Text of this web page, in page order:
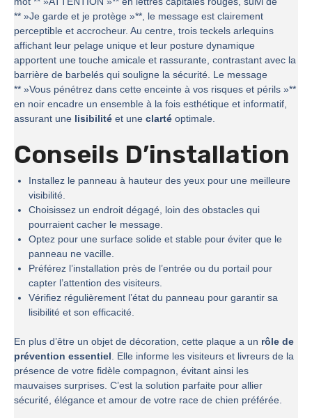
** »Je garde et je protège »**, le message est clairement
perceptible et accrocheur. Au centre, trois teckels arlequins
affichant leur pelage unique et leur posture dynamique
apportent une touche amicale et rassurante, contrastant avec la
barrière de barbelés qui souligne la sécurité. Le message
** »Vous pénétrez dans cette enceinte à vos risques et périls »**
en noir encadre un ensemble à la fois esthétique et informatif,
assurant une lisibilité et une clarté optimale.
Conseils D’installation
Installez le panneau à hauteur des yeux pour une meilleure
visibilité.
Choisissez un endroit dégagé, loin des obstacles qui
pourraient cacher le message.
Optez pour une surface solide et stable pour éviter que le
panneau ne vacille.
Préférez l’installation près de l’entrée ou du portail pour
capter l’attention des visiteurs.
Vérifiez régulièrement l’état du panneau pour garantir sa
lisibilité et son efficacité.
En plus d’être un objet de décoration, cette plaque a un rôle de
prévention essentiel. Elle informe les visiteurs et livreurs de la
présence de votre fidèle compagnon, évitant ainsi les
mauvaises surprises. C’est la solution parfaite pour allier
sécurité, élégance et amour de votre race de chien préférée.